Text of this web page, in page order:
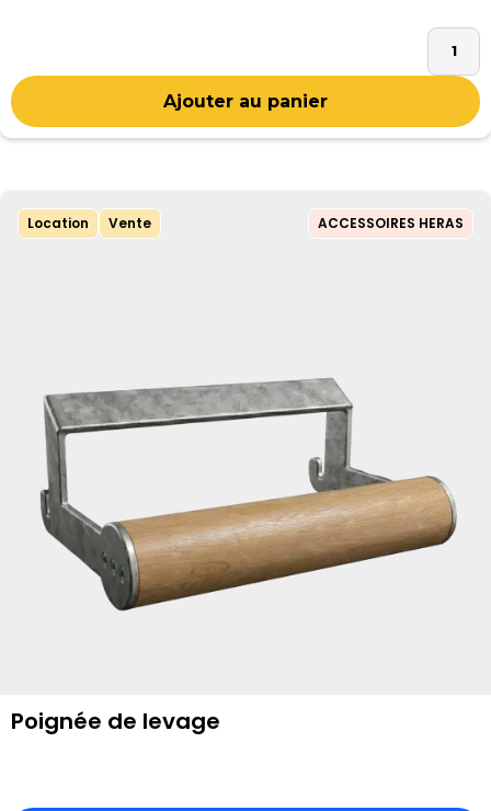
Location Vente ACCESSOIRES HERAS
Poignée de levage